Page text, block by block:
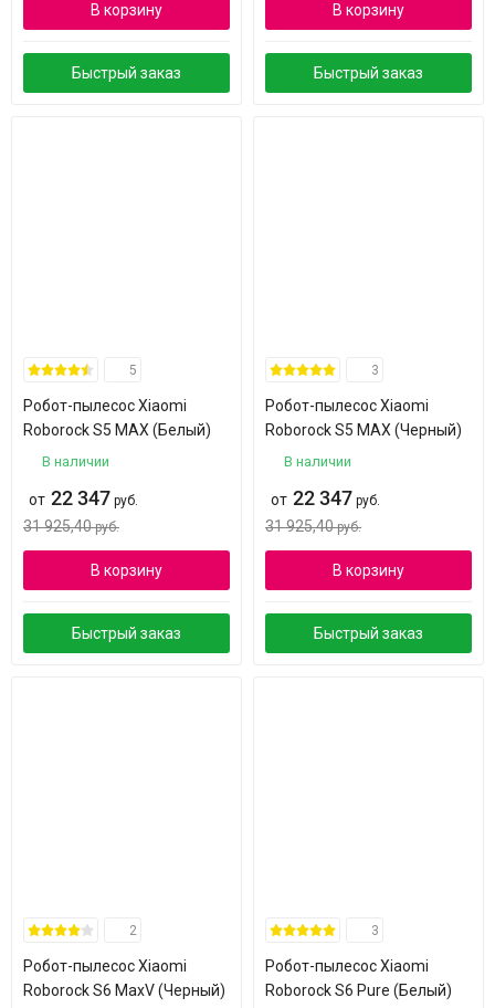
В корзину
Быстрый заказ
В корзину
Быстрый заказ
5
Робот-пылесос Xiaomi
Roborock S5 MAX (Белый)
В наличии
от 22 347 руб.
31 925,40 руб.
В корзину
Быстрый заказ
3
Робот-пылесос Xiaomi
Roborock S5 MAX (Черный)
В наличии
от 22 347 руб.
31 925,40 руб.
В корзину
Быстрый заказ
2
Робот-пылесос Xiaomi
Roborock S6 MaxV (Черный)
3
Робот-пылесос Xiaomi
Roborock S6 Pure (Белый)